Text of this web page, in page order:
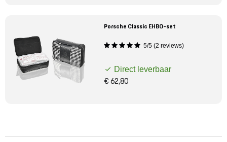
Porsche Classic EHBO-set
5/5 (2 reviews)
Direct leverbaar
€ 62,80